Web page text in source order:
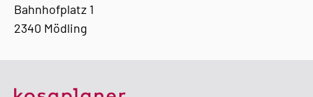
Bahnhofplatz 1
2340 Mödling